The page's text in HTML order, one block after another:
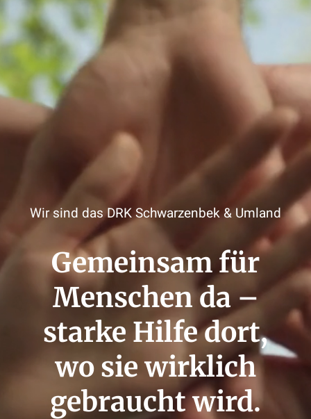
Wir sind das DRK Schwarzenbek & Umland
Gemeinsam für
Menschen da –
starke Hilfe dort,
wo sie wirklich
gebraucht wird.